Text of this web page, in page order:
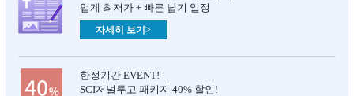
업계 최저가 + 빠른 납기 일정
자세히 보기>
한정기간 EVENT!
SCI저널투고 패키지 40% 할인!